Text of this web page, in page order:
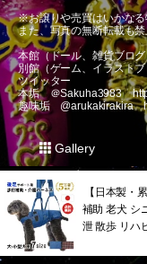
※お譲りや売買はいかな
また、写真の無断転載も禁
本館（ドール、雑貨ブロ
別館（ゲーム、イラスト
ツイッター
本垢 ＠Sakuha3983
趣味垢 @arukakirakira
Gallery
【日本製・
補助 老犬 シ
泄 散歩 リハ